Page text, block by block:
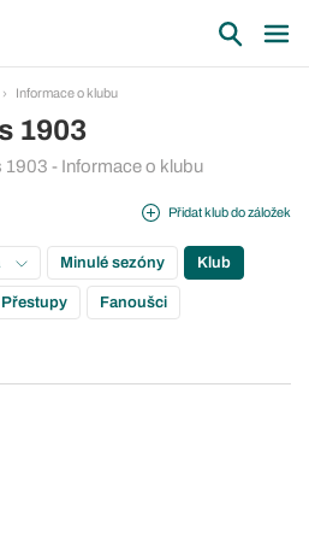
Informace o klubu
1903
1903 - Informace o klubu
Přidat klub do záložek
Minulé sezóny Klub
Přestupy Fanoušci